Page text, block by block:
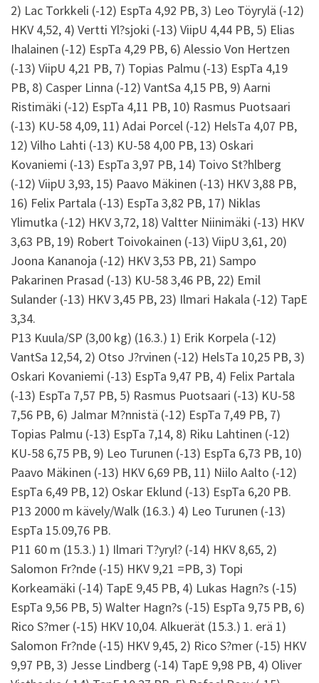
2) Lac Torkkeli (-12) EspTa 4,92 PB, 3) Leo Töyrylä (-12)
HKV 4,52, 4) Vertti Yl?sjoki (-13) ViipU 4,44 PB, 5) Elias
Ihalainen (-12) EspTa 4,29 PB, 6) Alessio Von Hertzen
(-13) ViipU 4,21 PB, 7) Topias Palmu (-13) EspTa 4,19
PB, 8) Casper Linna (-12) VantSa 4,15 PB, 9) Aarni
Ristimäki (-12) EspTa 4,11 PB, 10) Rasmus Puotsaari
(-13) KU-58 4,09, 11) Adai Porcel (-12) HelsTa 4,07 PB,
12) Vilho Lahti (-13) KU-58 4,00 PB, 13) Oskari
Kovaniemi (-13) EspTa 3,97 PB, 14) Toivo St?hlberg
(-12) ViipU 3,93, 15) Paavo Mäkinen (-13) HKV 3,88 PB,
16) Felix Partala (-13) EspTa 3,82 PB, 17) Niklas
Ylimutka (-12) HKV 3,72, 18) Valtter Niinimäki (-13) HKV
3,63 PB, 19) Robert Toivokainen (-13) ViipU 3,61, 20)
Joona Kananoja (-12) HKV 3,53 PB, 21) Sampo
Pakarinen Prasad (-13) KU-58 3,46 PB, 22) Emil
Sulander (-13) HKV 3,45 PB, 23) Ilmari Hakala (-12) TapE
3,34.
P13 Kuula/SP (3,00 kg) (16.3.) 1) Erik Korpela (-12)
VantSa 12,54, 2) Otso J?rvinen (-12) HelsTa 10,25 PB, 3)
Oskari Kovaniemi (-13) EspTa 9,47 PB, 4) Felix Partala
(-13) EspTa 7,57 PB, 5) Rasmus Puotsaari (-13) KU-58
7,56 PB, 6) Jalmar M?nnistä (-12) EspTa 7,49 PB, 7)
Topias Palmu (-13) EspTa 7,14, 8) Riku Lahtinen (-12)
KU-58 6,75 PB, 9) Leo Turunen (-13) EspTa 6,73 PB, 10)
Paavo Mäkinen (-13) HKV 6,69 PB, 11) Niilo Aalto (-12)
EspTa 6,49 PB, 12) Oskar Eklund (-13) EspTa 6,20 PB.
P13 2000 m kävely/Walk (16.3.) 4) Leo Turunen (-13)
EspTa 15.09,76 PB.
P11 60 m (15.3.) 1) Ilmari T?yryl? (-14) HKV 8,65, 2)
Salomon Fr?nde (-15) HKV 9,21 =PB, 3) Topi
Korkeamäki (-14) TapE 9,45 PB, 4) Lukas Hagn?s (-15)
EspTa 9,56 PB, 5) Walter Hagn?s (-15) EspTa 9,75 PB, 6)
Rico S?mer (-15) HKV 10,04. Alkuerät (15.3.) 1. erä 1)
Salomon Fr?nde (-15) HKV 9,45, 2) Rico S?mer (-15) HKV
9,97 PB, 3) Jesse Lindberg (-14) TapE 9,98 PB, 4) Oliver